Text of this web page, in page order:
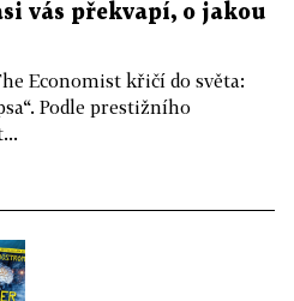
vás překvapí, o jakou
Economist křičí do světa:
Podle prestižního